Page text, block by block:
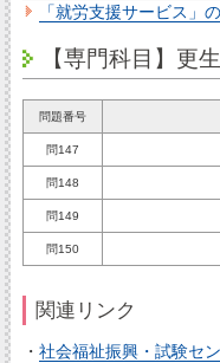
「就労支援サービス」
【専門科目】更
問題番号
問147
問148
問149
問150
関連リンク
・ 社会福祉振興・試験セ